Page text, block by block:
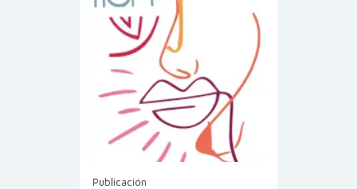
Publicación